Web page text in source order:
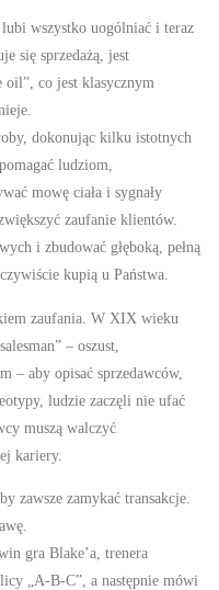
wszystko uogólniać i teraz
się sprzedażą, jest
oil”, co jest klasycznym
dokonując kilku istotnych
ludziom,
mowę ciała i sygnały
zaufanie klientów.
i zbudować głęboką, pełną
kupią u Państwa.
zaufania. W XIX wieku
– oszust,
– aby opisać sprzedawców,
ludzie zaczęli nie ufać
muszą walczyć
kariery.
zawsze zamykać transakcje.
gra Blake’a, trenera
„A-B-C”, a następnie mówi